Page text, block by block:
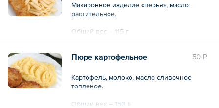
Макаронное изделие «перья», масло
растительное.
Общий вес – 115 г
50 ₽
Пюре картофельное
Картофель, молоко, масло сливочное
топленое.
Общий вес – 150 г